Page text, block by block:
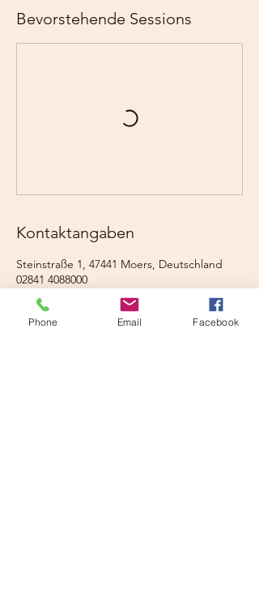
Bevorstehende Sessions
Kontaktangaben
Steinstraße 1, 47441 Moers, Deutschland
02841 4088000
info@freiraum-moers.de
Phone Email Facebook